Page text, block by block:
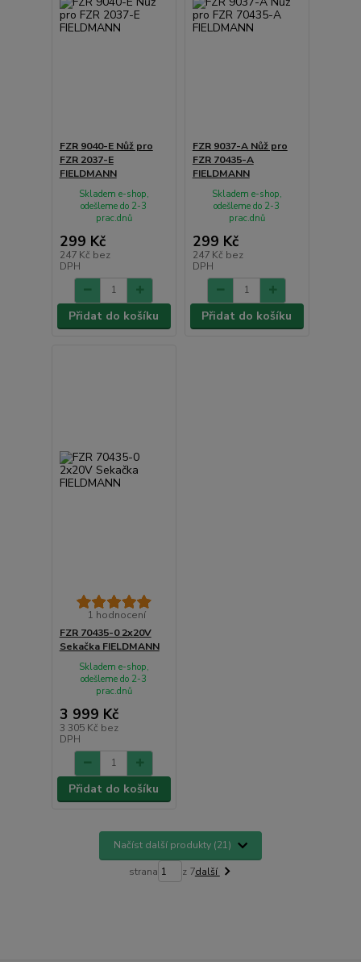
FZR 9040-E Nůž pro
FZR 2037-E
FIELDMANN
299 Kč
247 Kč bez
DPH
Skladem e-shop,
odešleme do 2-3
prac.dnů
Přidat do košíku
FZR 9037-A Nůž pro
FZR 70435-A
FIELDMANN
299 Kč
247 Kč bez
DPH
Skladem e-shop,
odešleme do 2-3
prac.dnů
Přidat do košíku
1 hodnocení
FZR 70435-0 2x20V
Sekačka FIELDMANN
3 999 Kč
3 305 Kč bez
DPH
Skladem e-shop,
odešleme do 2-3
prac.dnů
Přidat do košíku
Načíst další produkty (21)
strana z 7další